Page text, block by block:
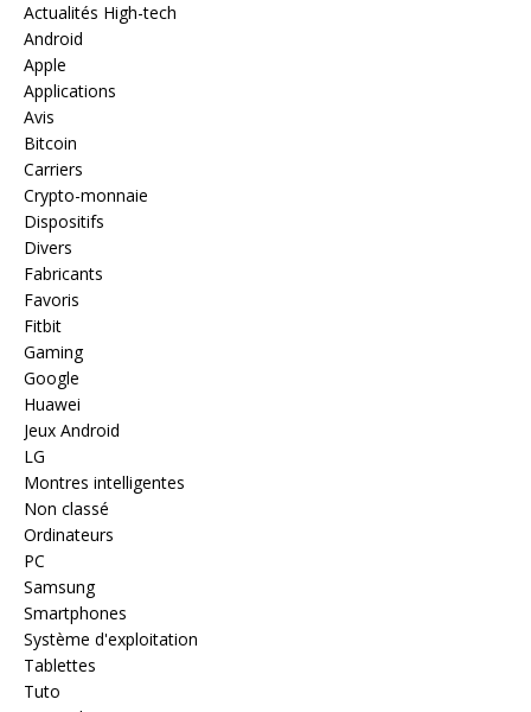
Actualités High-tech
Android
Apple
Applications
Avis
Bitcoin
Carriers
Crypto-monnaie
Dispositifs
Divers
Fabricants
Favoris
Fitbit
Gaming
Google
Huawei
Jeux Android
LG
Montres intelligentes
Non classé
Ordinateurs
PC
Samsung
Smartphones
Système d'exploitation
Tablettes
Tuto